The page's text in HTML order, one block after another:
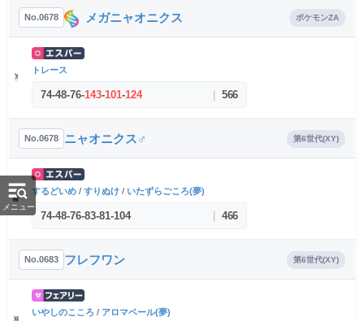
No.0678 メガニャオニクス ポケモンZA
トレース
74-48-76-143-101-124 566
No.0678 ニャオニクス♂ 第6世代(XY)
するどいめ / すりぬけ / いたずらごころ(夢)
74-48-76-83-81-104 466
No.0683 フレフワン 第6世代(XY)
いやしのこころ / アロマベール(夢)
メニュー